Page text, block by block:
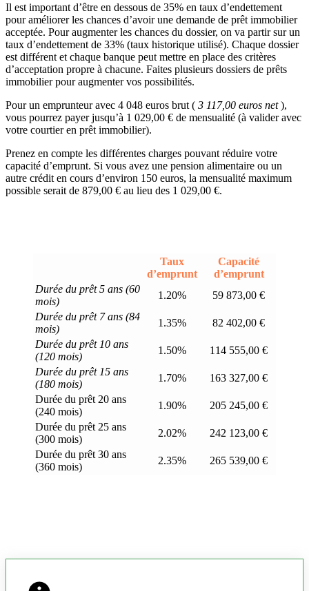
Il est important d’être en dessous de 35% en taux d’endettement
pour améliorer les chances d’avoir une demande de prêt immobilier
acceptée. Pour augmenter les chances du dossier, on va partir sur un
taux d’endettement de 33% (taux historique utilisé). Chaque dossier
est différent et chaque banque peut mettre en place des critères
d’acceptation propre à chacune. Faites plusieurs dossiers de prêts
immobilier pour augmenter vos possibilités.
Pour un emprunteur avec 4 048 euros brut ( 3 117,00 euros net),
vous pourrez payer jusqu’à 1 029,00 € de mensualité (à valider avec
votre courtier en prêt immobilier).
Prenez en compte les différentes charges pouvant réduire votre
capacité d’emprunt. Si vous avez une pension alimentaire ou un
autre crédit en cours d’environ 150 euros, la mensualité maximum
possible serait de 879,00 € au lieu des 1 029,00 €.
Taux
d’emprunt
Capacité
d’emprunt
Durée du prêt 5 ans (60
mois)
1.20%
59 873,00 €
Durée du prêt 7 ans (84
mois)
1.35%
82 402,00 €
Durée du prêt 10 ans
(120 mois)
1.50%
114 555,00 €
Durée du prêt 15 ans
(180 mois)
1.70%
163 327,00 €
Durée du prêt 20 ans
(240 mois)
1.90%
205 245,00 €
Durée du prêt 25 ans
(300 mois)
2.02%
242 123,00 €
Durée du prêt 30 ans
(360 mois)
2.35% 265 539,00 €